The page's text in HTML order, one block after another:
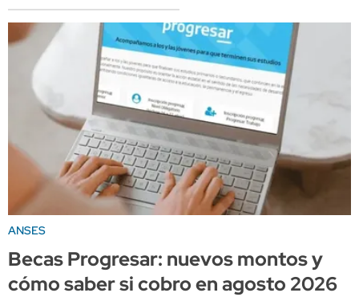
ANSES
Becas Progresar: nuevos montos y
cómo saber si cobro en agosto 2026